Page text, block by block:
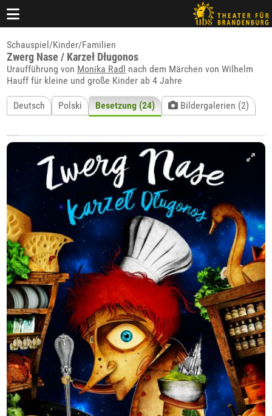
Schauspiel/Kinder/Familien
Zwerg Nase / Karzeł Długonos
Uraufführung von Monika Radl nach dem Märchen von Wilhelm
Hauff für kleine und große Kinder ab 4 Jahre
Deutsch Polski Besetzung (24) Bildergalerien (2)